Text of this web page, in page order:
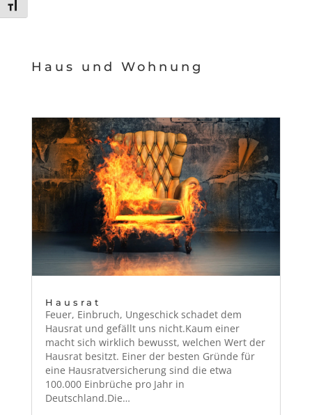
Schrift vergrößern
Haus und Wohnung
Hausrat
Feuer, Ein­bruch, Ungeschick schadet dem
Haus­rat und gefällt uns nicht.Kaum ein­er
macht sich wirk­lich bewusst, welchen Wert der
Haus­rat besitzt. Ein­er der besten Gründe für
eine Haus­ratver­sicherung sind die etwa
100.000 Ein­brüche pro Jahr in
Deutschland.Die…